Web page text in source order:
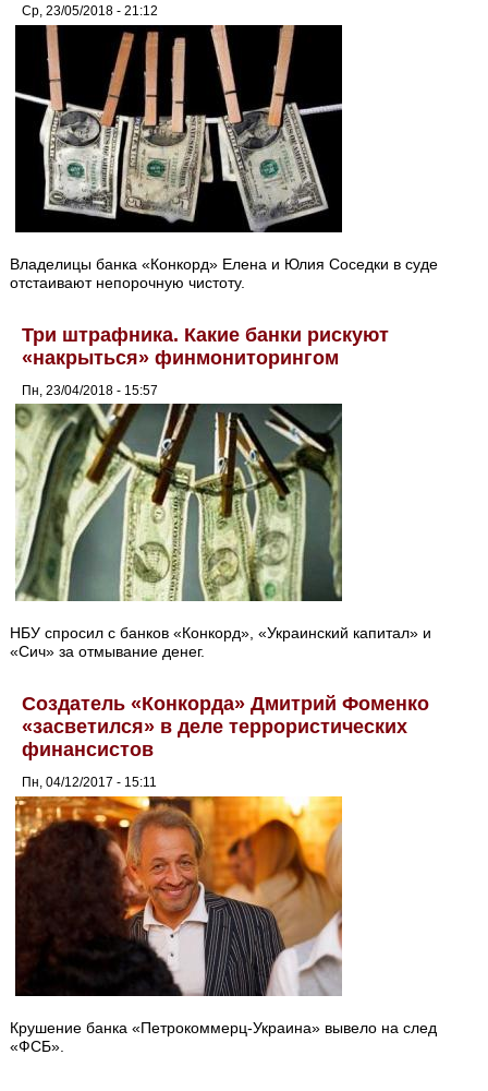
Ср, 23/05/2018 - 21:12
Владелицы банка «Конкорд» Елена и Юлия Соседки в суде
отстаивают непорочную чистоту.
Три штрафника. Какие банки рискуют
«накрыться» финмониторингом
Пн, 23/04/2018 - 15:57
НБУ спросил с банков «Конкорд», «Украинский капитал» и
«Сич» за отмывание денег.
Создатель «Конкорда» Дмитрий Фоменко
«засветился» в деле террористических
финансистов
Пн, 04/12/2017 - 15:11
Крушение банка «Петрокоммерц-Украина» вывело на след
«ФСБ».